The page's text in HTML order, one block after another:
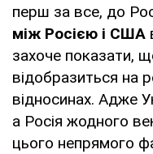
перш за все, до
між Росією і США
захоче показати,
відобразиться на
відносинах. Адже
а Росія жодного
цього непрямого